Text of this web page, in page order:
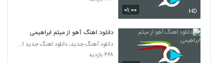
588
۰۱:۰۰ HD
دانلود اهنگ آهو از میثم ابراهیمی
دانلود آهنگ جدید، دانلود اهنگ جدید ایرانی
۴۶۸ بازدید